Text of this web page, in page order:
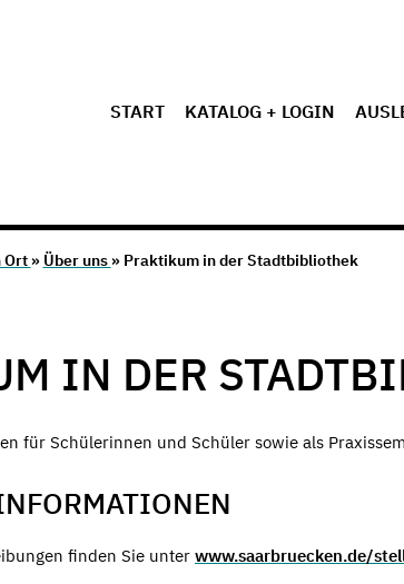
START KATALOG + LOGIN
Ort » Über uns » Praktikum in der Stadtbibliothek
IN DER
für Schülerinnen und Schüler sowie als
finden Sie unter www.saarbruecken.de/